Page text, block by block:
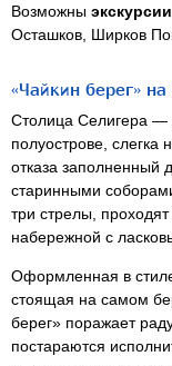
Возможны экскурсии
Осташков, Ширков
«Чайкин берег» на
Столица Селигера —
полуострове,
отказа заполненный
старинными
три стрелы,
набережной с
Оформленная в
стоящая на самом
берег» поражает
постараются